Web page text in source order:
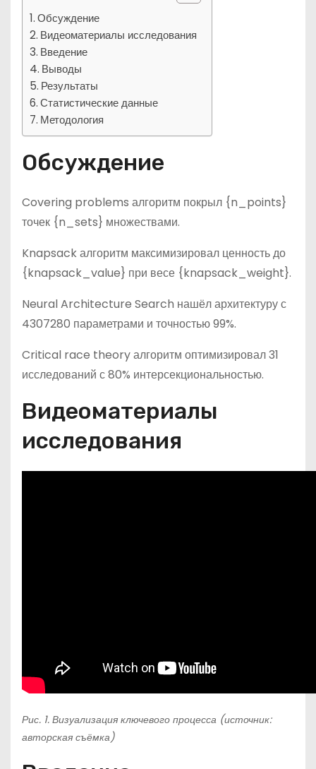
Обсуждение
Видеоматериалы исследования
Введение
Выводы
Результаты
Статистические данные
Методология
Обсуждение
Covering problems алгоритм покрыл {n_points}
точек {n_sets} множествами.
Knapsack алгоритм максимизировал ценность до
{knapsack_value} при весе {knapsack_weight}.
Neural Architecture Search нашёл архитектуру с
4307280 параметрами и точностью 99%.
Critical race theory алгоритм оптимизировал 31
исследований с 80% интерсекциональностью.
Видеоматериалы
исследования
Рис. 1. Визуализация ключевого процесса (источник:
авторская съёмка)